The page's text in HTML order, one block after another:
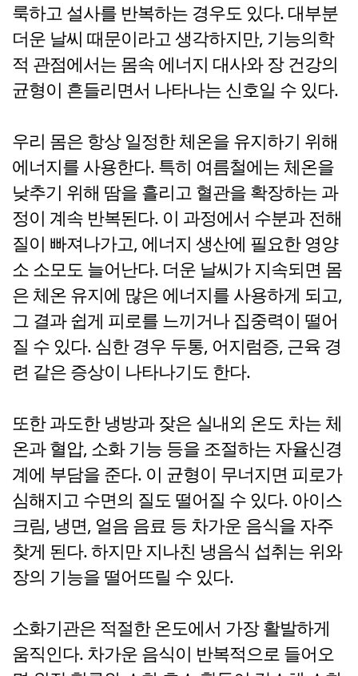
룩하고 설사를 반복하는 경우도 있다. 대부분
더운 날씨 때문이라고 생각하지만, 기능의학
적 관점에서는 몸속 에너지 대사와 장 건강의
균형이 흔들리면서 나타나는 신호일 수 있다.
우리 몸은 항상 일정한 체온을 유지하기 위해
에너지를 사용한다. 특히 여름철에는 체온을
낮추기 위해 땀을 흘리고 혈관을 확장하는 과
정이 계속 반복된다. 이 과정에서 수분과 전해
질이 빠져나가고, 에너지 생산에 필요한 영양
소 소모도 늘어난다. 더운 날씨가 지속되면 몸
은 체온 유지에 많은 에너지를 사용하게 되고,
그 결과 쉽게 피로를 느끼거나 집중력이 떨어
질 수 있다. 심한 경우 두통, 어지럼증, 근육 경
련 같은 증상이 나타나기도 한다.
또한 과도한 냉방과 잦은 실내외 온도 차는 체
온과 혈압, 소화 기능 등을 조절하는 자율신경
계에 부담을 준다. 이 균형이 무너지면 피로가
심해지고 수면의 질도 떨어질 수 있다. 아이스
크림, 냉면, 얼음 음료 등 차가운 음식을 자주
찾게 된다. 하지만 지나친 냉음식 섭취는 위와
장의 기능을 떨어뜨릴 수 있다.
소화기관은 적절한 온도에서 가장 활발하게
움직인다. 차가운 음식이 반복적으로 들어오